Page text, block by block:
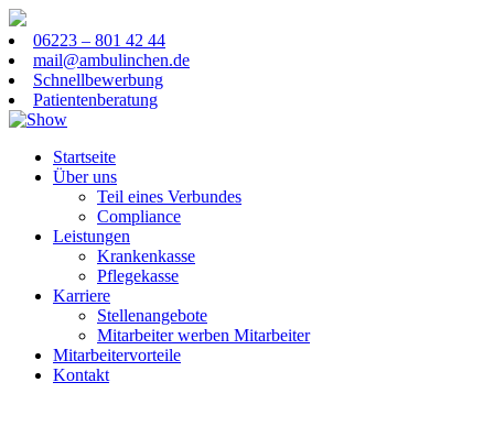
06223 – 801 42 44
mail@ambulinchen.de
Schnellbewerbung
Patientenberatung
Startseite
Über uns
Teil eines Verbundes
Compliance
Leistungen
Krankenkasse
Pflegekasse
Karriere
Stellenangebote
Mitarbeiter werben Mitarbeiter
Mitarbeitervorteile
Kontakt